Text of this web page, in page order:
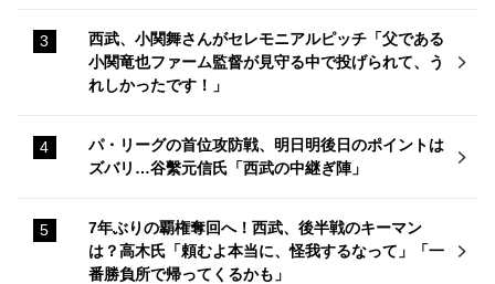
西武、小関舞さんがセレモニアルピッチ「父である
小関竜也ファーム監督が見守る中で投げられて、う
れしかったです！」
パ・リーグの首位攻防戦、明日明後日のポイントは
ズバリ…谷繫元信氏「西武の中継ぎ陣」
7年ぶりの覇権奪回へ！西武、後半戦のキーマン
は？高木氏「頼むよ本当に、怪我するなって」「一
番勝負所で帰ってくるかも」